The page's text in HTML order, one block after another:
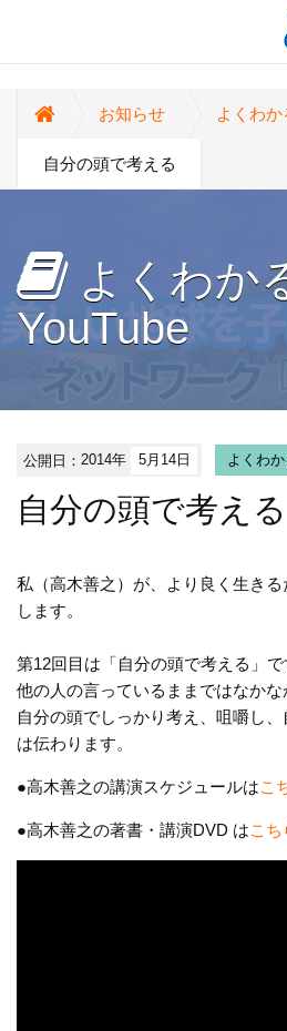
お知らせ よくわか
自分の頭で考える
よくわか
YouTube
公開日：2014年 5月14日 よくわ
自分の頭で考える
私（高木善之）が、より良く生き
します。
第12回目は「自分の頭で考える」で
他の人の言っているままではなかな
自分の頭でしっかり考え、咀嚼し
は伝わります。
●高木善之の講演スケジュールはこ
●高木善之の著書・講演DVD はこち